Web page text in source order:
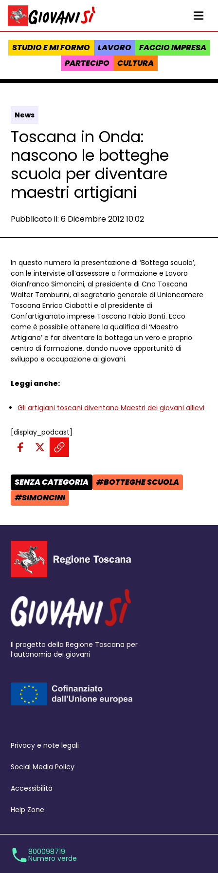
Vai al contenuto
Homepage Giovanisì - Progetto della Regione Toscana
STUDIO E MI FORMO LAVORO
FACCIO IMPRESA
PARTECIPO
CULTURA
News
Toscana in Onda:
nascono le botteghe
scuola per diventare
maestri artigiani
Data e ora:
Pubblicato il: 6 Dicembre 2012 10:02
Dettagli articolo
In questo numero la presentazione di ‘Bottega scuola’,
con le interviste all’assessore a formazione e Lavoro
Gianfranco Simoncini, al presidente di Cna Toscana
Walter Tamburini, al segretario generale di Unioncamere
Toscana Enrico Ciabatti e al presidente di
Confartigianato imprese Toscana Fabio Banti. Ecco
come è possibile ottenere la qualifica di ‘Maestro
Artigiano’ e far diventare la bottega un vero e proprio
centro di formazione, dando nuove opportunità di
sviluppo e occupazione ai giovani.
Leggi anche:
Gli artigiani toscani diventano Maestri dei giovani allievi
[display_podcast]
Condividi sui social:
Condividi su Facebook - apre
Condividi su X - apre una
Copia il link e condividi -
CATEGORIA POST:
SENZA CATEGORIA TAG:
#BOTTEGHE SCUOLA
TAG:
#SIMONCINI
Il progetto della Regione Toscana per
l’autonomia dei giovani
Privacy e note legali
Social Media Policy
Accessibilità
Help Zone
800098719
Numero verde